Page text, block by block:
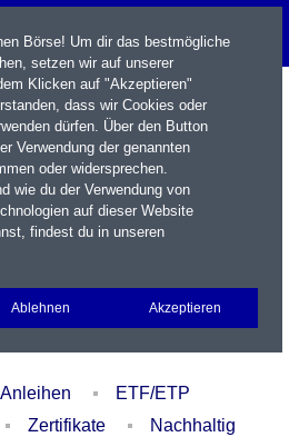
Portfolio Login
Anleihen
ETF/ETP
Zertifikate
Nachhaltig
Börse! Um dir das bestmögliche
setzen wir auf unserer
Klicken auf "Akzeptieren"
dass wir Cookies oder
dürfen. Über den Button
Verwendung der genannten
oder widersprechen.
wie du der Verwendung von
auf dieser Website
findest du in unseren
Ablehnen Akzeptieren